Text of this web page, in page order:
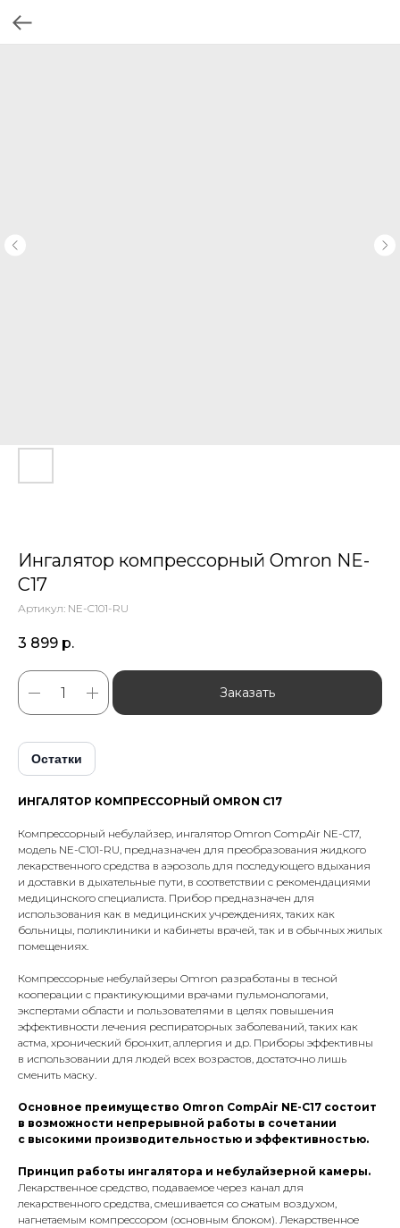
Ингалятор компрессорный Omron NE-
C17
Артикул: NE-C101-RU
3 899 р.
Заказать
Остатки
ИНГАЛЯТОР КОМПРЕССОРНЫЙ OMRON C17
Компрессорный небулайзер, ингалятор Omron CompAir NE-C17,
модель NE-C101-RU, предназначен для преобразования жидкого
лекарственного средства в аэрозоль для последующего вдыхания
и доставки в дыхательные пути, в соответствии с рекомендациями
медицинского специалиста. Прибор предназначен для
использования как в медицинских учреждениях, таких как
больницы, поликлиники и кабинеты врачей, так и в обычных жилых
помещениях.
Компрессорные небулайзеры Omron разработаны в тесной
кооперации с практикующими врачами пульмонологами,
экспертами области и пользователями в целях повышения
эффективности лечения респираторных заболеваний, таких как
астма, хронический бронхит, аллергия и др. Приборы эффективны
в использовании для людей всех возрастов, достаточно лишь
сменить маску.
Основное преимущество Omron CompAir NE-C17 состоит
в возможности непрерывной работы в сочетании
с высокими производительностью и эффективностью.
Принцип работы ингалятора и небулайзерной камеры.
Лекарственное средство, подаваемое через канал для
лекарственного средства, смешивается со сжатым воздухом,
нагнетаемым компрессором (основным блоком). Лекарственное